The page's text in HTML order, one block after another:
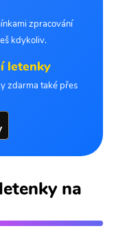
zpracování
kdykoliv.
letenky
zdarma také přes
na